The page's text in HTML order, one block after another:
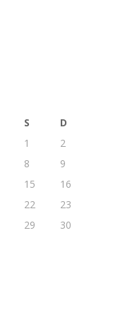
S
D
1
2
8
9
15
16
22
23
29
30